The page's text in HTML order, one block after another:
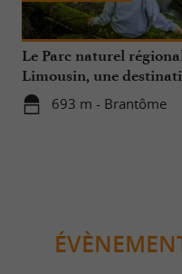
Le Parc naturel
Limousin, une
incontournable au
693 m - Brantôme